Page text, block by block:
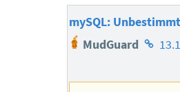
mySQL:
MudGuard
Autors